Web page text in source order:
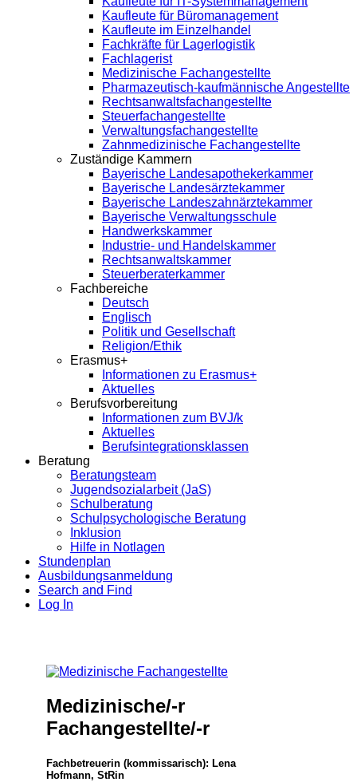
Kaufleute für Büromanagement
Kaufleute im Einzelhandel
Fachkräfte für Lagerlogistik
Fachlagerist
Medizinische Fachangestellte
Pharmazeutisch-kaufmännische Angestellte
Rechtsanwaltsfachangestellte
Steuerfachangestellte
Verwaltungsfachangestellte
Zahnmedizinische Fachangestellte
Zuständige Kammern
Bayerische Landesapothekerkammer
Bayerische Landesärztekammer
Bayerische Landeszahnärztekammer
Bayerische Verwaltungsschule
Handwerkskammer
Industrie- und Handelskammer
Rechtsanwaltskammer
Steuerberaterkammer
Fachbereiche
Deutsch
Englisch
Politik und Gesellschaft
Religion/Ethik
Erasmus+
Informationen zu Erasmus+
Aktuelles
Berufsvorbereitung
Informationen zum BVJ/k
Aktuelles
Berufsintegrationsklassen
Beratung
Beratungsteam
Jugendsozialarbeit (JaS)
Schulberatung
Schulpsychologische Beratung
Inklusion
Hilfe in Notlagen
Stundenplan
Ausbildungsanmeldung
Search and Find
Log In
Medizinische/-r
Fachangestellte/-r
Fachbetreuerin (kommissarisch): Lena
Hofmann, StRin